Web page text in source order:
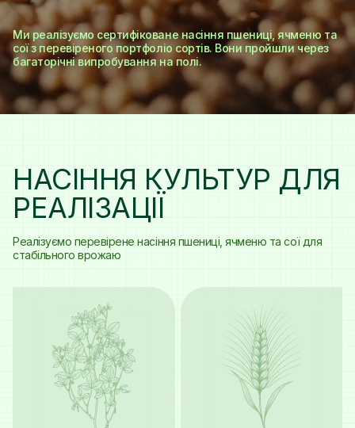
КАР'ЄРА
КОНТАКТИ
Кабінет охорони праці
+380504326718
office@zahbug.com.ua
Юності, 39, 80250
Ми реалізуємо сертифіковане насіння пшениці, ячменю та
сої з перевіреного портфоліо сортів. Вони пройшли через
багаторічні випробування на полі.
НАСІННЯ КУЛЬТУР ДЛЯ
РЕАЛІЗАЦІЇ
Реалізуємо перевірене насіння пшениці, ячменю та сої для
стабільного врожаю